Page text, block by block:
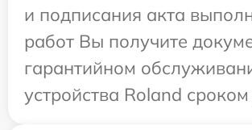
и подписания акта
работ Вы получите
гарантийном
устройства Roland сроком